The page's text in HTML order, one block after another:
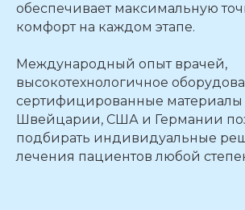
обеспечивает максимальную
комфорт на каждом этапе.​
Международный опыт врачей,
высокотехнологичное
сертифицированные материалы
Швейцарии, США и Германии
подбирать индивидуальные
лечения пациентов любой